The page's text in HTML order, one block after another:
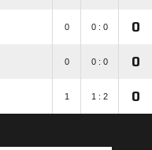
0 0 : 0 0
0 0 : 0 0
1 1 : 2 0